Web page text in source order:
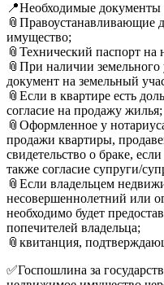
📍Необходимые
📎Правоустанавливающие
имущество;
📎Технический паспорт на
📎При наличии
документ на земельный
📎Если в квартире есть
согласие на продажу жилья;
📎Оформленное у
продажи квартиры,
свидетельство о браке,
также согласие супруги/
📎Если владельцем
несовершеннолетний или
необходимо будет
попечителей владельца;
📎квитанция,
✅Госпошлина за